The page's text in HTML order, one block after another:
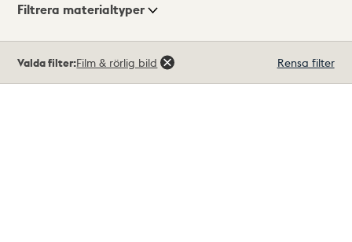
Visningsläge
Filtrera materialtyper
träffar
Valda filter:Film & rörlig bild Rensa filter